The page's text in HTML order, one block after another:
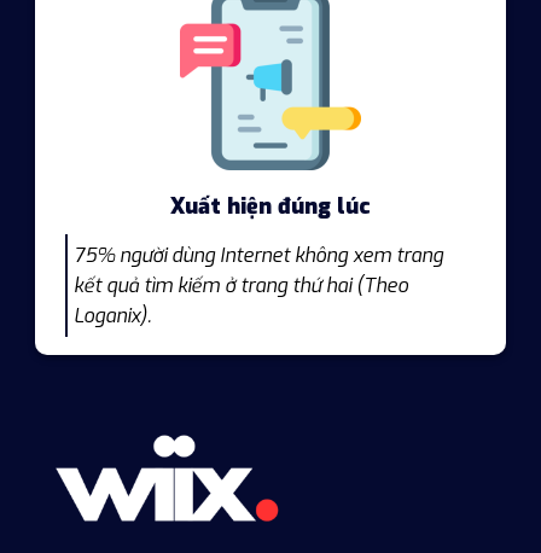
Xuất hiện đúng lúc
75% người dùng Internet không xem trang
kết quả tìm kiếm ở trang thứ hai (Theo
Loganix).